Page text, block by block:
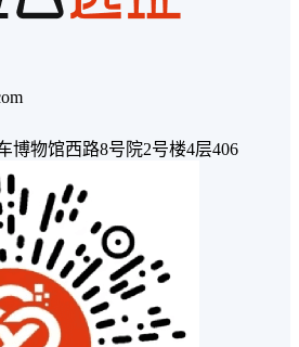
博物馆西路8号院2号楼4层406